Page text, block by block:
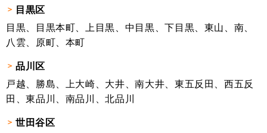
目黒区
目黒、目黒本町、上目黒、中目黒、下目黒、東山、南、
八雲、原町、本町
品川区
戸越、勝島、上大崎、大井、南大井、東五反田、西五反
田、東品川、南品川、北品川
世田谷区